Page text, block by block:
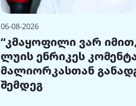
06-08-2026
“კმაყოფილი ვარ იმით,
ლუის ენრიკეს
მალიორკასთან
შემდეგ